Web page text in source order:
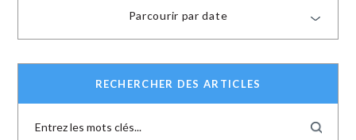
Parcourir par date
RECHERCHER DES ARTICLES